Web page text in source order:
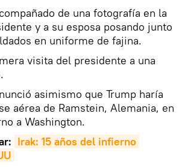
de una fotografía en la
y a su esposa posando junto
en uniforme de fajina.
visita del presidente a una
asimismo que Trump haría
aérea de Ramstein, Alemania, en
a Washington.
Irak: 15 años del infierno